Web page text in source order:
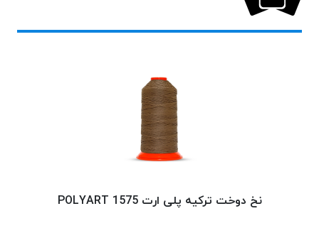
VENTO
نسوز
نخ دوخت ترکیه پلی ارت 1575 POLYART